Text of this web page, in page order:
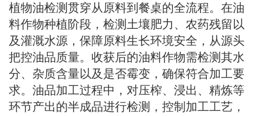
植物油检测贯穿从原料到餐桌的全流程。在油
料作物种植阶段，检测土壤肥力、农药残留以
及灌溉水源，保障原料生长环境安全，从源头
把控油品质量。收获后的油料作物需检测其水
分、杂质含量以及是否霉变，确保符合加工要
求。油品加工过程中，对压榨、浸出、精炼等
环节产出的半成品进行检测，控制加工工艺，